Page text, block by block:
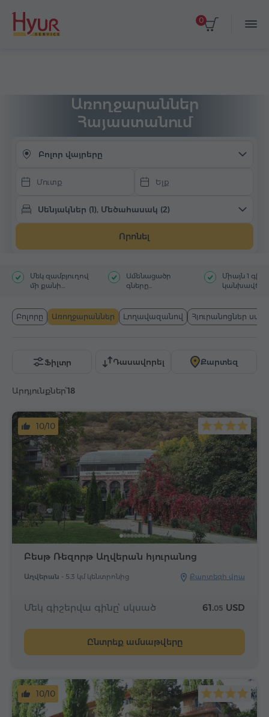
0
Առողջարաններ
Հայաստանում
Բոլոր վայրերը
Սենյակներ (1), Մեծահասակ (2)
Որոնել
Մեկ զամբյուղով
մի քանի
Ամենացածր
գները
Միայն 1
Բոլորը Առողջարաններ Լողավազանով Հյուրանոցներ
Արդյունքներ՝18
Ֆիլտր Դասավորել Քարտեզ
Բեսթ Ռեզորթ Աղվերան հյուրանոց
Աղվերան - 5.3 կմ կենտրոնից Քարտեզի վրա
10/10
Մեկ գիշերվա գինը՝ սկսած 61.05 USD
Ընտրեք ամսաթվերը
10/10